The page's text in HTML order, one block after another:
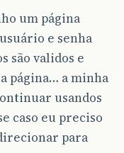
um página
e senha
são validos e
página… a minha
usandos
caso eu preciso
para